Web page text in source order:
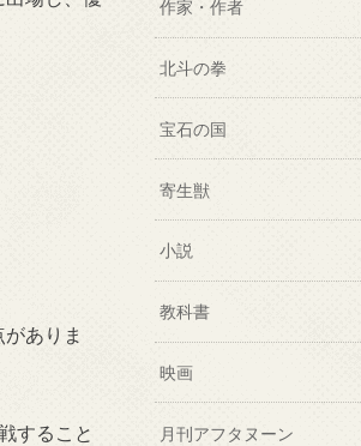
ありま
すること
作家・作者
北斗の拳
宝石の国
寄生獣
小説
教科書
映画
月刊アフタヌーン